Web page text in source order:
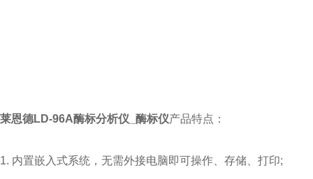
莱恩德LD-96A酶标分析仪_酶标仪产品特点：
1. 内置嵌入式系统，无需外接电脑即可操作、存储、打印;